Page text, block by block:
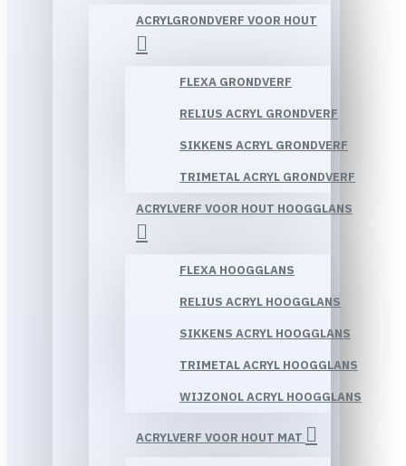
ACRYLGRONDVERF VOOR HOUT
FLEXA GRONDVERF
RELIUS ACRYL GRONDVERF
SIKKENS ACRYL GRONDVERF
TRIMETAL ACRYL GRONDVERF
ACRYLVERF VOOR HOUT HOOGGLANS
FLEXA HOOGGLANS
RELIUS ACRYL HOOGGLANS
SIKKENS ACRYL HOOGGLANS
TRIMETAL ACRYL HOOGGLANS
WIJZONOL ACRYL HOOGGLANS
ACRYLVERF VOOR HOUT MAT